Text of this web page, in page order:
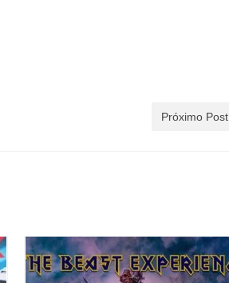
Próximo Post